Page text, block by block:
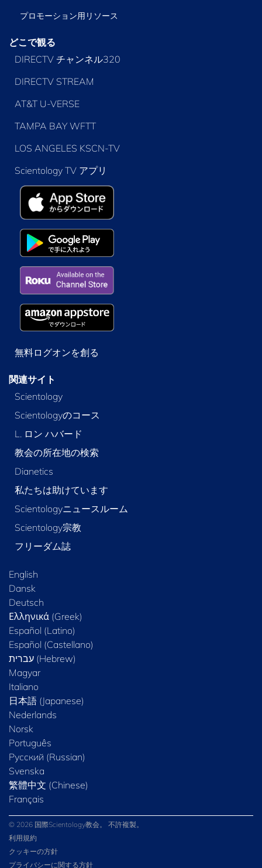
プロモーション用リソース
どこで観る
DIRECTV チャンネル320
DIRECTV STREAM
AT&T U-VERSE
TAMPA BAY WFTT
LOS ANGELES KSCN-TV
Scientology TV アプリ
無料ログオンを創る
関連サイト
Scientology
Scientologyのコース
L. ロン ハバード
教会の所在地の検索
Dianetics
私たちは助けています
Scientologyニュースルーム
Scientology宗教
フリーダム誌
English
Dansk
Deutsch
Ελληνικά (Greek)
Español (Latino)
Español (Castellano)
Magyar
Italiano
日本語 (Japanese)
Nederlands
Norsk
Português
Русский (Russian)
Svenska
繁體中文 (Chinese)
Français
© 2026 国際Scientology教会。 不許複製。
利用規約
クッキーの方針
プライバシーに関する方針